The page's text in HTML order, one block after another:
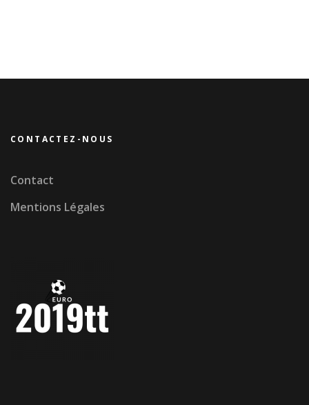
CONTACTEZ-NOUS
Contact
Mentions Légales